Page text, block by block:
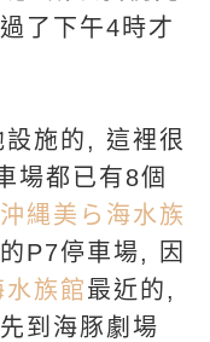
了下午4時才
設施的, 這裡很
場都已有8個
沖縄美ら海水族
P7停車場, 因
族館最近的,
到海豚劇場